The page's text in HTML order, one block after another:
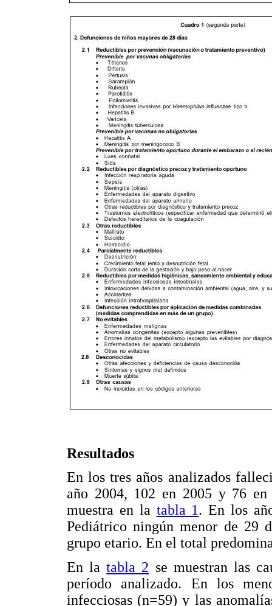
Resultados
En los tres años analizados
año 2004, 102 en 2005 y 76
muestra en la tabla 1. En los
Pediátrico ningún menor de 29
grupo etario. En el total
En latabla 2 se muestran las
período analizado. En los
infecciosas (n=59) y las